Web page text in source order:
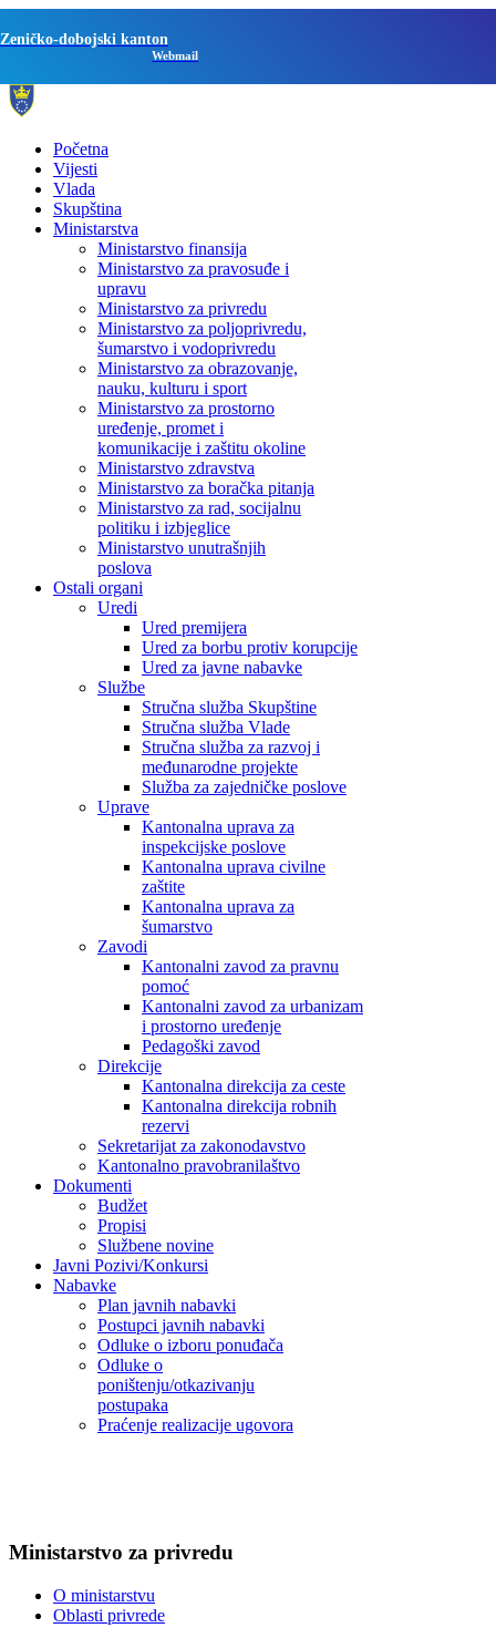
Zeničko-dobojski kanton
Webmail
Početna
Vijesti
Vlada
Skupština
Ministarstva
Ministarstvo finansija
Ministarstvo za pravosuđe i
upravu
Ministarstvo za privredu
Ministarstvo za poljoprivredu,
šumarstvo i vodoprivredu
Ministarstvo za obrazovanje,
nauku, kulturu i sport
Ministarstvo za prostorno
uređenje, promet i
komunikacije i zaštitu okoline
Ministarstvo zdravstva
Ministarstvo za boračka pitanja
Ministarstvo za rad, socijalnu
politiku i izbjeglice
Ministarstvo unutrašnjih
poslova
Ostali organi
Uredi
Ured premijera
Ured za borbu protiv korupcije
Ured za javne nabavke
Službe
Stručna služba Skupštine
Stručna služba Vlade
Stručna služba za razvoj i
međunarodne projekte
Služba za zajedničke poslove
Uprave
Kantonalna uprava za
inspekcijske poslove
Kantonalna uprava civilne
zaštite
Kantonalna uprava za
šumarstvo
Zavodi
Kantonalni zavod za pravnu
pomoć
Kantonalni zavod za urbanizam
i prostorno uređenje
Pedagoški zavod
Direkcije
Kantonalna direkcija za ceste
Kantonalna direkcija robnih
rezervi
Sekretarijat za zakonodavstvo
Kantonalno pravobranilaštvo
Dokumenti
Budžet
Propisi
Službene novine
Javni Pozivi/Konkursi
Nabavke
Plan javnih nabavki
Postupci javnih nabavki
Odluke o izboru ponuđača
Odluke o
poništenju/otkazivanju
postupaka
Praćenje realizacije ugovora
Ministarstvo za privredu
O ministarstvu
Oblasti privrede